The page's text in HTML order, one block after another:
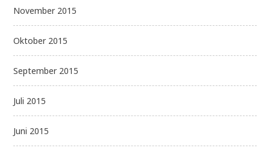
November 2015
Oktober 2015
September 2015
Juli 2015
Juni 2015